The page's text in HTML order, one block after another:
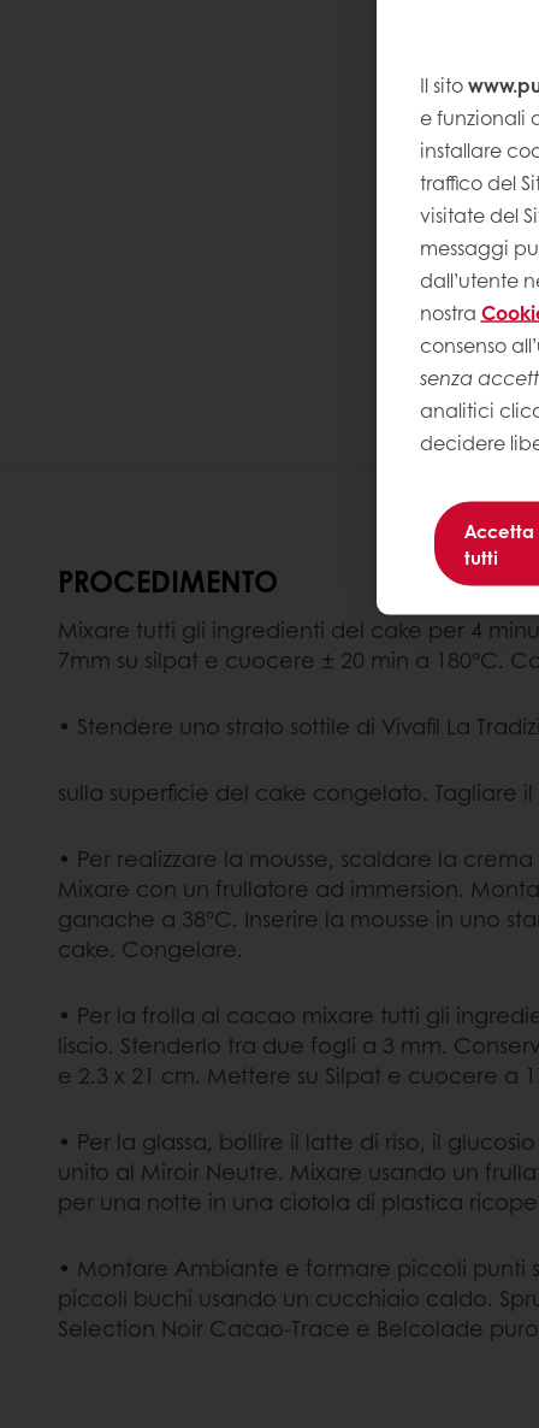
PROCEDIMENTO
Mixare tutti gli ingredienti del cake per 4
7mm su silpat e cuocere ± 20 min a 180°C.
• Stendere uno strato sottile di Vivafil La
sulla superficie del cake congelato. Tagliare
• Per realizzare la mousse, scaldare la
Mixare con un frullatore ad immersion.
ganache a 38°C. Inserire la mousse in uno
cake. Congelare.
• Per la frolla al cacao mixare tutti gli
liscio. Stenderlo tra due fogli a 3 mm.
e 2.3 x 21 cm. Mettere su Silpat e cuocere a
• Per la glassa, bollire il latte di riso, il
unito al Miroir Neutre. Mixare usando un
per una notte in una ciotola di plastica
• Montare Ambiante e formare piccoli punti
piccoli buchi usando un cucchiaio caldo.
Selection Noir Cacao-Trace e Belcolade
Il sito
e funzionali
installare
traffico del
visitate del
messaggi
dall’utente
nostra
consenso
senza
analitici
decidere
Accetta
tutti